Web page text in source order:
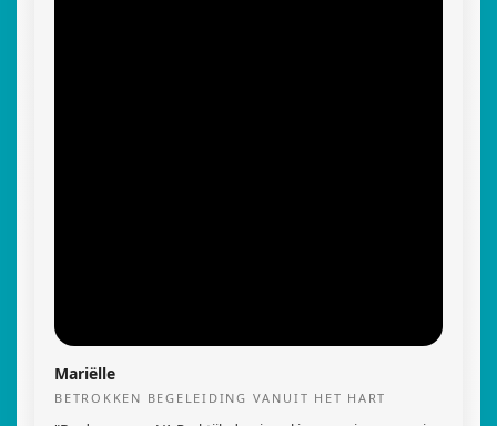
Mariëlle
BETROKKEN BEGELEIDING VANUIT HET HART